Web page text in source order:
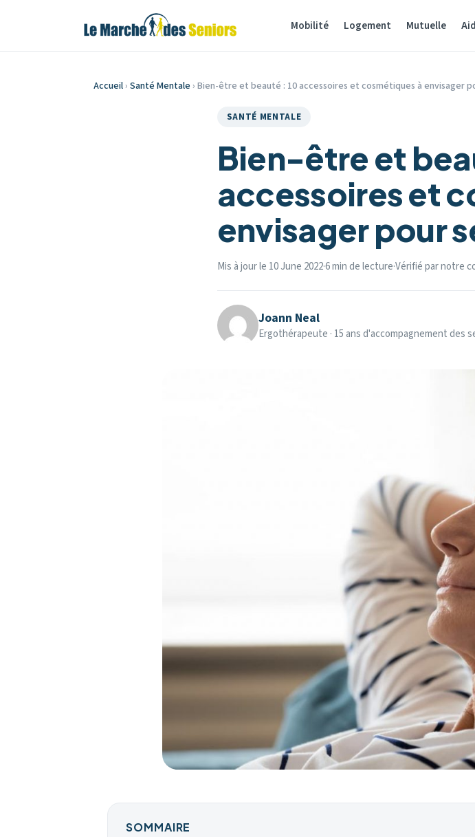
Mobilité Logement Mutuelle
Accueil› Santé Mentale › Bien-être et beauté : 10 accessoires et cosmétiques à envisager
SANTÉ MENTALE
Bien-être et
accessoires et
envisager pour
Mis à jour le 10 June 2022·6 min de lecture·Vérifié par notre
Joann Neal
Ergothérapeute · 15 ans d'accompagnement des
SOMMAIRE